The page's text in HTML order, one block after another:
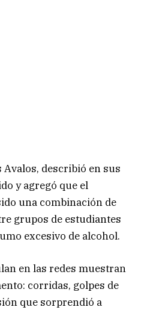
describió en sus
y agregó que el
una combinación de
grupos de estudiantes
excesivo de alcohol.
en las redes muestran
corridas, golpes de
que sorprendió a